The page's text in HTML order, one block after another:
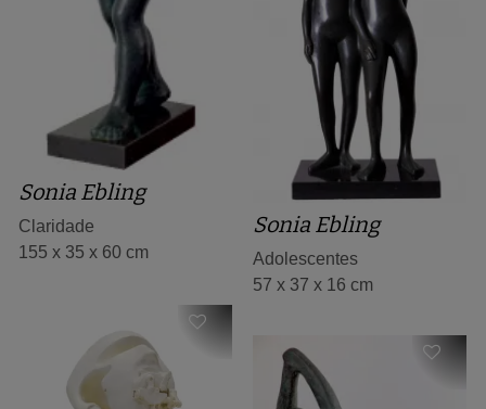
Sonia Ebling
Claridade
155 x 35 x 60 cm
Sonia Ebling
Adolescentes
57 x 37 x 16 cm